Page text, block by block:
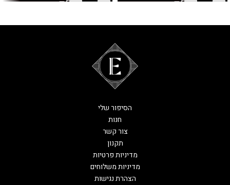
הסיפור שלי
חנות
צור קשר
תקנון
מדיניות פרטיות
מדיניות משלוחים
הצהרת נגישות